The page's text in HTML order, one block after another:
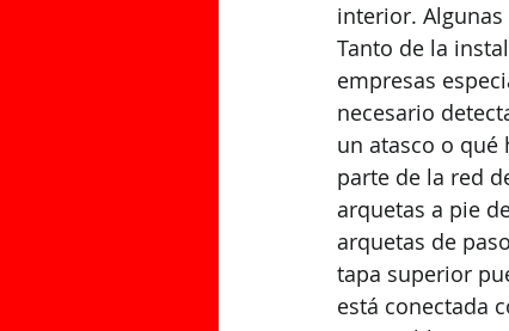
interior.
Tanto de la
empresas
necesario
un atasco o qué
parte de la red
arquetas a pie
arquetas de
tapa superior
está conectada